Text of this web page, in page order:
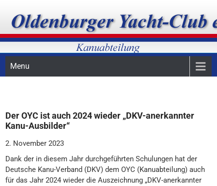
content
OYC-Kanuabteilung
Menu
Der OYC ist auch 2024 wieder „DKV-anerkannter
Kanu-Ausbilder“
2. November 2023
Dank der in diesem Jahr durchgeführten Schulungen hat der
Deutsche Kanu-Verband (DKV) dem OYC (Kanuabteilung) auch
für das Jahr 2024 wieder die Auszeichnung „DKV-anerkannter